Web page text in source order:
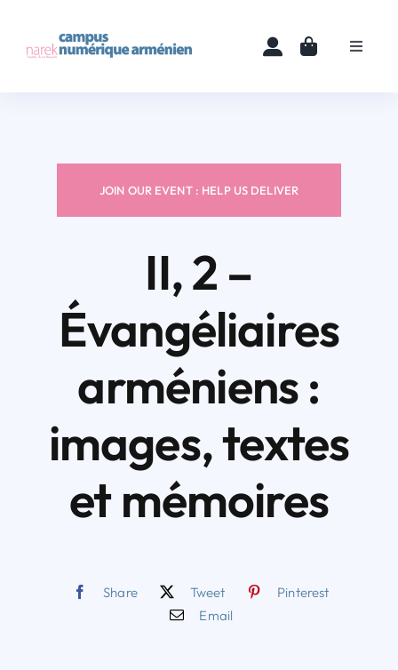
content
Toggle
À propos
JOIN OUR EVENT : HELP US DELIVER
II, 2 –
Évangéliaires
arméniens :
images, textes
et mémoires
Share Tweet
Pinterest
Email